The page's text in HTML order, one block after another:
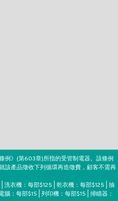
例》(第603章)所指的受管制電器。該條例
該產品徵收下列循環再造徵費，顧客不需再
洗衣機：每部$125 | 乾衣機：每部$125 | 抽
：每部$15 | 列印機：每部$15 | 掃瞄器：